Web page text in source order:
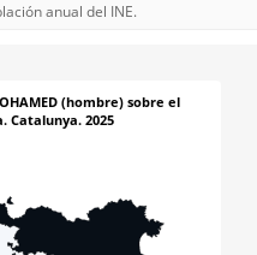
anual del INE.